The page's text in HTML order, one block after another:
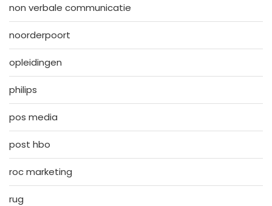
non verbale communicatie
noorderpoort
opleidingen
philips
pos media
post hbo
roc marketing
rug